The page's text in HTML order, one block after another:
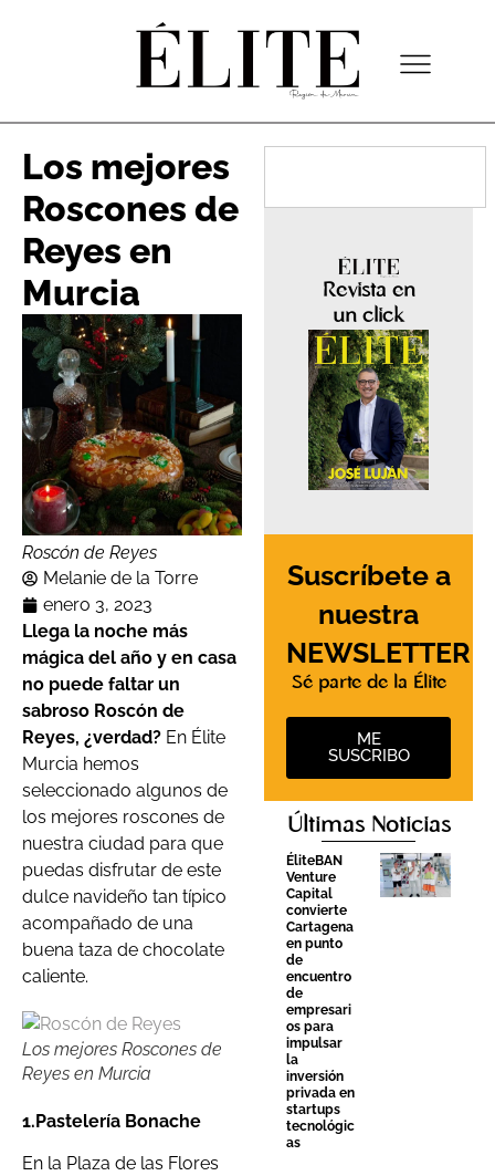
Los mejores
Roscones de
Reyes en
Murcia
Roscón de Reyes
Melanie de la Torre
enero 3, 2023
Llega la noche más
mágica del año y en casa
no puede faltar un
sabroso Roscón de
Reyes, ¿verdad? En Élite
Murcia hemos
seleccionado algunos de
los mejores roscones de
nuestra ciudad para que
puedas disfrutar de este
dulce navideño tan típico
acompañado de una
buena taza de chocolate
caliente.
Los mejores Roscones de
Reyes en Murcia
1.Pastelería Bonache
En la Plaza de las Flores
Revista en
un click
Suscríbete a
nuestra
NEWSLETTER
Sé parte de la Élite
ME
SUSCRIBO
Últimas Noticias
ÉliteBAN
Venture
Capital
convierte
Cartagena
en punto
de
encuentro
de
empresari
os para
impulsar
la
inversión
privada en
startups
tecnológic
as